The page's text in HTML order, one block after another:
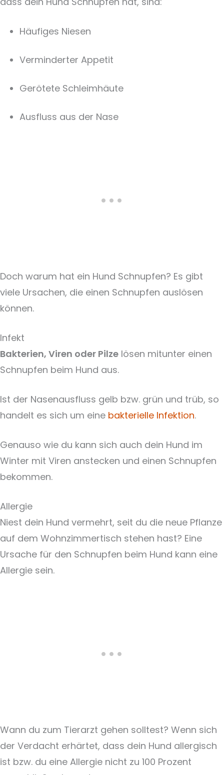
Häufiges Niesen
Verminderter Appetit
Gerötete Schleimhäute
Ausfluss aus der Nase
Doch warum hat ein Hund Schnupfen? Es gibt
viele Ursachen, die einen Schnupfen auslösen
können.
Infekt
Bakterien, Viren oder Pilze lösen mitunter einen
Schnupfen beim Hund aus.
Ist der Nasenausfluss gelb bzw. grün und trüb, so
handelt es sich um eine bakterielle Infektion.
Genauso wie du kann sich auch dein Hund im
Winter mit Viren anstecken und einen Schnupfen
bekommen.
Allergie
Niest dein Hund vermehrt, seit du die neue Pflanze
auf dem Wohnzimmertisch stehen hast? Eine
Ursache für den Schnupfen beim Hund kann eine
Allergie sein.
Wann du zum Tierarzt gehen solltest? Wenn sich
der Verdacht erhärtet, dass dein Hund allergisch
ist bzw. du eine Allergie nicht zu 100 Prozent